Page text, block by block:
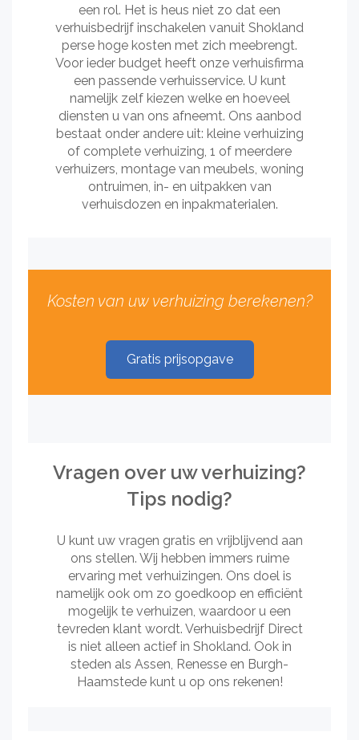
een rol. Het is heus niet zo dat een
verhuisbedrijf inschakelen vanuit Shokland
perse hoge kosten met zich meebrengt.
Voor ieder budget heeft onze verhuisfirma
een passende verhuisservice. U kunt
namelijk zelf kiezen welke en hoeveel
diensten u van ons afneemt. Ons aanbod
bestaat onder andere uit: kleine verhuizing
of complete verhuizing, 1 of meerdere
verhuizers, montage van meubels, woning
ontruimen, in- en uitpakken van
verhuisdozen en inpakmaterialen.
Kosten van uw verhuizing berekenen?
Gratis prijsopgave
Vragen over uw verhuizing?
Tips nodig?
U kunt uw vragen gratis en vrijblijvend aan
ons stellen. Wij hebben immers ruime
ervaring met verhuizingen. Ons doel is
namelijk ook om zo goedkoop en efficiënt
mogelijk te verhuizen, waardoor u een
tevreden klant wordt. Verhuisbedrijf Direct
is niet alleen actief in Shokland. Ook in
steden als Assen, Renesse en Burgh-
Haamstede kunt u op ons rekenen!